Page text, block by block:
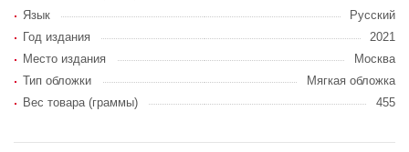
Язык
Русский
Год издания
2021
Место издания
Москва
Тип обложки
Мягкая обложка
Вес товара (граммы)
455